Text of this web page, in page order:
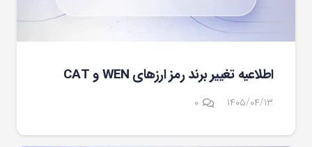
اطلاعیه تغییر برند رمز ارزهای WEN و CAT
۱۴۰۵/۰۴/۱۳ ۰